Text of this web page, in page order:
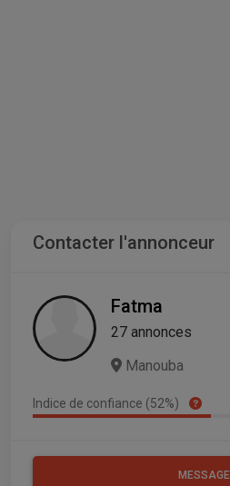
Contacter l'annonceur
Fatma
27 annonces
Manouba
Indice de confiance (52%)
MESSAGE